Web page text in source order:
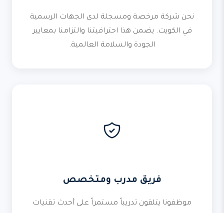
نحن شركة مرخصة ومسجلة لدى الجهات الرسمية
في الكويت. يضمن هذا احترافيتنا والتزامنا بمعايير
الجودة والسلامة العالمية.
فريق مدرب ومتخصص
موظفونا يتلقون تدريباً مستمراً على أحدث تقنيات